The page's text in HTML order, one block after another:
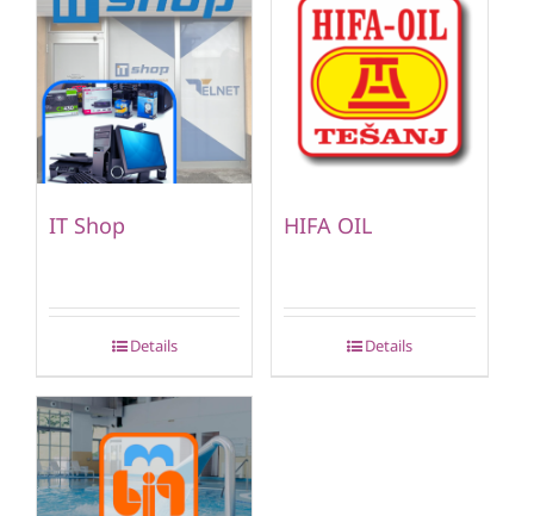
IT Shop
Details
HIFA OIL
Details